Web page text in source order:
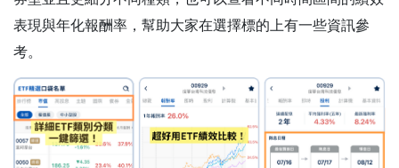
表現與年化報酬率，幫助大家在選擇標的上有一些資訊參
考。